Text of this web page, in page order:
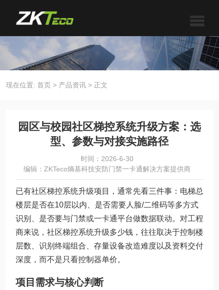
现在位置: 首页 > 产品资讯 > 正文
园区与校园社区梯控系统升级方案：选
型、参数与对接实施路径
时间：2026-6-30
编辑：ZKTeco熵基科技安防门禁一卡通解决方案提供商
已有社区梯控系统升级项目，通常先看三件事：电梯总
楼层是否在10层以内、是否需要人脸/二维码等多方式
识别、是否要与门禁或一卡通平台做数据联动。对工程
商来说，社区梯控系统升级多少钱，往往取决于控制楼
层数、识别终端组合、存量设备改造难度以及资料交付
深度，而不是只看控制器单价。
项目需求与核心判断